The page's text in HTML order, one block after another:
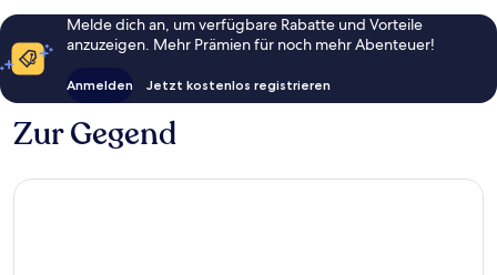
Melde dich an, um verfügbare Rabatte und Vorteile
anzuzeigen. Mehr Prämien für noch mehr Abenteuer!
Anmelden Jetzt kostenlos registrieren
Zur Gegend